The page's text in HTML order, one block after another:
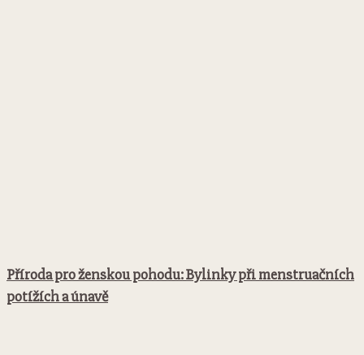
Příroda pro ženskou pohodu: Bylinky při menstruačních
potížích a únavě